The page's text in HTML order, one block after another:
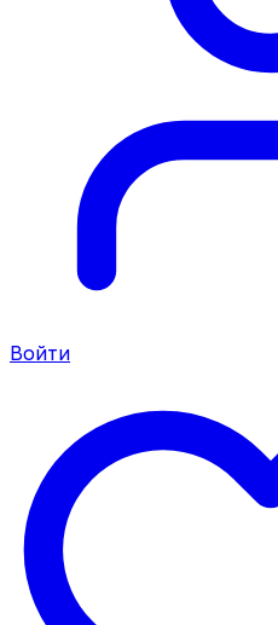
Войти